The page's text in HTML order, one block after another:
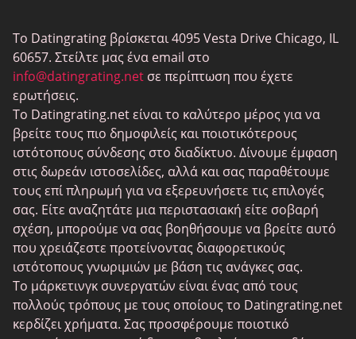
MeetMindful
BDSM Ραντεβού
BBPeopleMeet
Ιστοσελίδες Sugar Daddy
JPeopleMeet
Τρανς Ραντεβού
Ηλικιωμένος Ραντεβού
MyLOL
Γνωριμίες ομοφυλόφιλων
Λεσβίες Ραντεβού
Μαύροι ιστότοποι γνωριμιών
Το Datingrating βρίσκεται 4095 Vesta Drive Chicago, IL
60657. Στείλτε μας ένα email στο
info@datingrating.net σε περίπτωση που έχετε
ερωτήσεις.
Το Datingrating.net είναι το καλύτερο μέρος για να
βρείτε τους πιο δημοφιλείς και ποιοτικότερους
ιστότοπους σύνδεσης στο διαδίκτυο. Δίνουμε έμφαση
στις δωρεάν ιστοσελίδες, αλλά και σας παραθέτουμε
τους επί πληρωμή για να εξερευνήσετε τις επιλογές
σας. Είτε αναζητάτε μια περιστασιακή είτε σοβαρή
σχέση, μπορούμε να σας βοηθήσουμε να βρείτε αυτό
που χρειάζεστε προτείνοντας διαφορετικούς
ιστότοπους γνωριμιών με βάση τις ανάγκες σας.
Το μάρκετινγκ συνεργατών είναι ένας από τους
πολλούς τρόπους με τους οποίους το Datingrating.net
κερδίζει χρήματα. Σας προσφέρουμε ποιοτικό